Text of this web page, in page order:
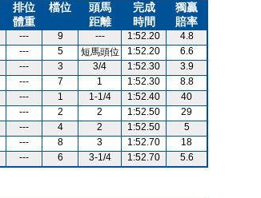
排位
體重
檔位
頭馬
距離
完成
時間
獨贏
賠率
--- 9 --- 1:52.20
4.8
--- 5 短馬頭位 1:52.20
6.6
--- 3 3/4 1:52.30
3.9
--- 7 1 1:52.30
8.8
--- 1 1-1/4 1:52.40
40
--- 2 2 1:52.50
29
--- 4 2 1:52.50
5
--- 8 3 1:52.70
18
--- 6 3-1/4 1:52.70 5.6